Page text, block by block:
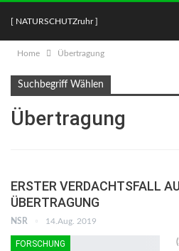
[ NATURSCHUTZruhr ]
Home Übertragung
Suchbegriff Wählen
Übertragung
ERSTER VERDACHTSFALL
ÜBERTRAGUNG
NSR 14.Aug. 2019
FORSCHUNG